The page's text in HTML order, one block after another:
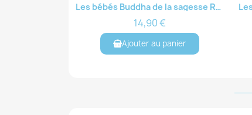
Aperçu rapide Les bébés Buddha de la sagesse RZ221.004M
14,90 €
Ajouter au panier